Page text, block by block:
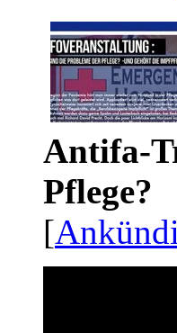
Antifa-
Pflege?
[